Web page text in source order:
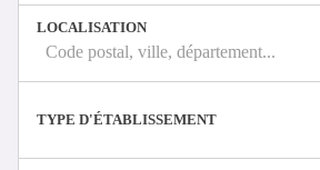
Espace recruteur
LOCALISATION
Code postal, ville, département...
TYPE D'ÉTABLISSEMENT